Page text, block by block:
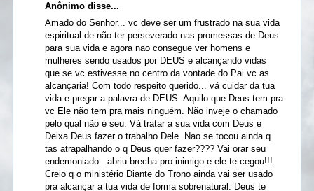
Anônimo disse...
Amado do Senhor... vc deve ser um frustrado na sua vida
espiritual de não ter perseverado nas promessas de Deus
para sua vida e agora nao consegue ver homens e
mulheres sendo usados por DEUS e alcançando vidas
que se vc estivesse no centro da vontade do Pai vc as
alcançaria! Com todo respeito querido... vá cuidar da tua
vida e pregar a palavra de DEUS. Aquilo que Deus tem pra
vc Ele não tem pra mais ninguém. Não inveje o chamado
pelo qual não é seu. Vá tratar a sua vida com Deus e
Deixa Deus fazer o trabalho Dele. Nao se tocou ainda q
tas atrapalhando o q Deus quer fazer???? Vai orar seu
endemoniado.. abriu brecha pro inimigo e ele te cegou!!!
Creio q o ministério Diante do Trono ainda vai ser usado
pra alcançar a tua vida de forma sobrenatural. Deus te